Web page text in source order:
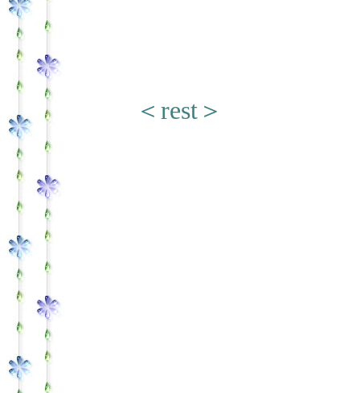
＜rest＞